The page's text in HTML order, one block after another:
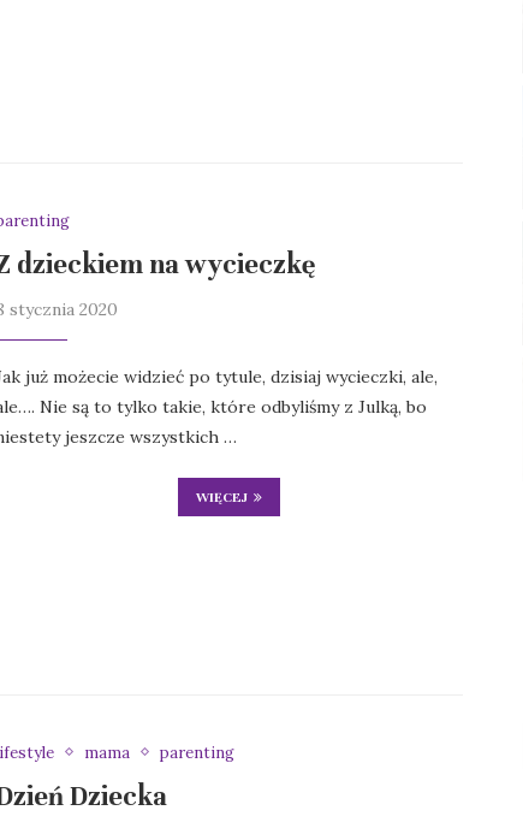
dzieckiem na wycieczkę
stycznia 2020
już możecie widzieć po tytule, dzisiaj wycieczki, ale,
Nie są to tylko takie, które odbyliśmy z Julką, bo
jeszcze wszystkich …
WIĘCEJ
mama parenting
Dziecka